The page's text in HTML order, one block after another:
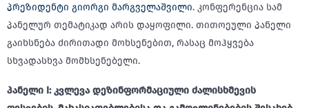
პრეზიდენტი გიორგი მარგველაშვილი. კონფერენცია სამ
პანელურ თემატიკად არის დაყოფილი. თითოეული პანელი
გაიხსნება ძირითადი მოხსენებით, რასაც მოჰყვება
სხვადასხვა მომხსენებელი.
პანელი I:კვლევა დეზინფორმაციული ძალისხმევის